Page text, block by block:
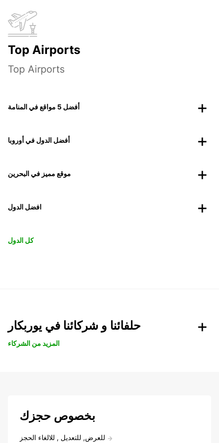
Top Airports
Top Airports
أفضل 5 مواقع في المنامة
أفضل الدول في أوروبا
موقع مميز في البحرين
افضل الدول
كل الدول
حلفائنا و شركائنا في يوربكار
المزيد من الشركاء
بخصوص حجزك
للعرض, للتعديل , للالغاء الحجز